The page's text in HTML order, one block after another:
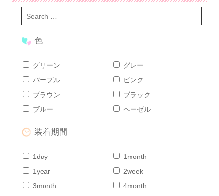
色
グリーン
グレー
パープル
ピンク
ブラウン
ブラック
ブルー
ヘーゼル
装着期間
1day
1month
1year
2week
3month
4month